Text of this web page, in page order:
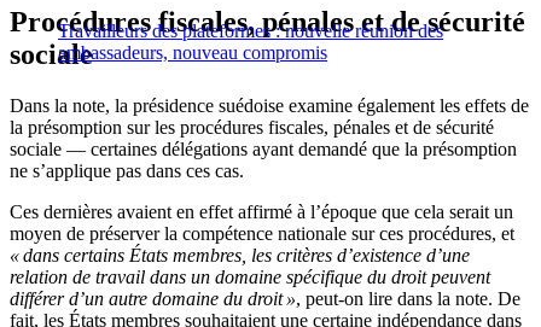
Travailleurs des plateformes : nouvelle réunion des
ambassadeurs, nouveau compromis
Procédures fiscales, pénales et de sécurité
sociale
Dans la note, la présidence suédoise examine également les effets de
la présomption sur les procédures fiscales, pénales et de sécurité
sociale — certaines délégations ayant demandé que la présomption
ne s’applique pas dans ces cas.
Ces dernières avaient en effet affirmé à l’époque que cela serait un
moyen de préserver la compétence nationale sur ces procédures, et
« dans certains États membres, les critères d’existence d’une
relation de travail dans un domaine spécifique du droit peuvent
différer d’un autre domaine du droit », peut-on lire dans la note. De
fait, les États membres souhaitaient une certaine indépendance dans